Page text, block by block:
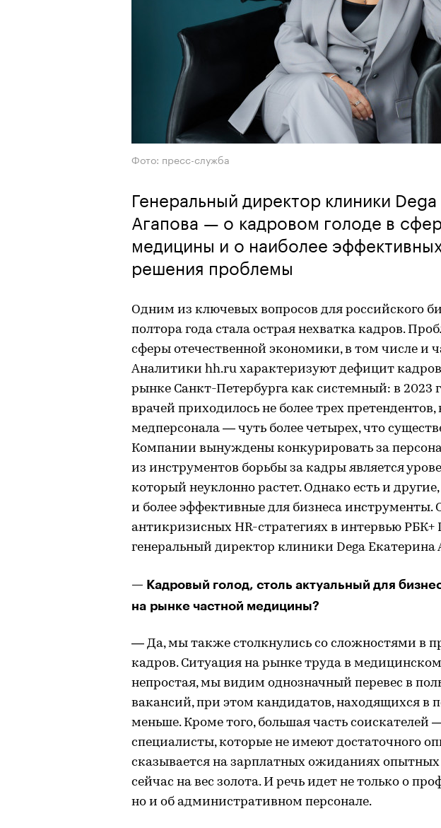
Фото: пресс-служба
Генеральный директор клиники
Агапова — о кадровом голоде в
медицины и о наиболее
решения проблемы
Одним из ключевых вопросов для российского
полтора года стала острая нехватка кадров.
сферы отечественной экономики, в том числе и
Аналитики hh.ru характеризуют дефицит
рынке Санкт-Петербурга как системный: в 2023
врачей приходилось не более трех
медперсонала — чуть более четырех, что
Компании вынуждены конкурировать за
из инструментов борьбы за кадры является
который неуклонно растет. Однако есть и
и более эффективные для бизнеса
антикризисных HR-стратегиях в интервью РБК+
генеральный директор клиники Dega Екатерина
— Кадровый голод, столь актуальный для
на рынке частной медицины?
— Да, мы также столкнулись со сложностями в
кадров. Ситуация на рынке труда в медицинском
непростая, мы видим однозначный перевес в
вакансий, при этом кандидатов, находящихся в
меньше. Кроме того, большая часть соискателей
специалисты, которые не имеют достаточного
сказывается на зарплатных ожиданиях опытных
сейчас на вес золота. И речь идет не только о
но и об административном персонале.